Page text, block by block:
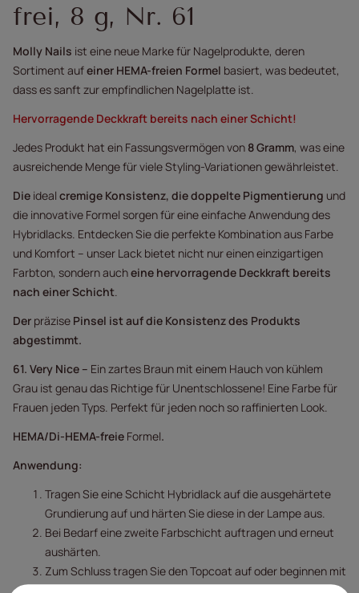
frei, 8 g, Nr. 61
Molly Nails ist eine neue Marke für Nagelprodukte, deren
Sortiment aufeiner HEMA-freien Formel basiert, was bedeutet,
dass es sanft zur empfindlichen Nagelplatte ist.
Hervorragende Deckkraft bereits nach einer Schicht!
Jedes Produkt hat ein Fassungsvermögen von 8 Gramm, was eine
ausreichende Menge für viele Styling-Variationen gewährleistet.
Die ideal cremige Konsistenz, die doppelte Pigmentierung und
die innovative Formel sorgen für eine einfache Anwendung des
Hybridlacks. Entdecken Sie die perfekte Kombination aus Farbe
und Komfort – unser Lack bietet nicht nur einen einzigartigen
Farbton, sondern aucheine hervorragende Deckkraft bereits
nach einer Schicht.
Der präzise Pinsel ist auf die Konsistenz des Produkts
abgestimmt.
61. Very Nice – Ein zartes Braun mit einem Hauch von kühlem
Grau ist genau das Richtige für Unentschlossene! Eine Farbe für
Frauen jeden Typs. Perfekt für jeden noch so raffinierten Look.
HEMA/Di-HEMA-freie Formel.
Anwendung:
Tragen Sie eine Schicht Hybridlack auf die ausgehärtete
Grundierung auf und härten Sie diese in der Lampe aus.
Bei Bedarf eine zweite Farbschicht auftragen und erneut
aushärten.
Zum Schluss tragen Sie den Topcoat auf oder beginnen mit